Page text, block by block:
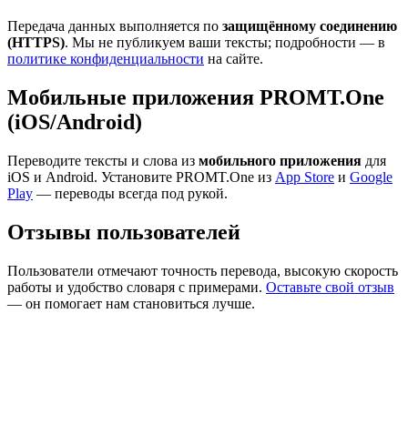
Передача данных выполняется по защищённому соединению
(HTTPS). Мы не публикуем ваши тексты; подробности — в
политике конфиденциальности на сайте.
Мобильные приложения PROMT.One
(iOS/Android)
Переводите тексты и слова из мобильного приложения для
iOS и Android. Установите PROMT.One из App Store и Google
Play — переводы всегда под рукой.
Отзывы пользователей
Пользователи отмечают точность перевода, высокую скорость
работы и удобство словаря с примерами. Оставьте свой отзыв
— он помогает нам становиться лучше.